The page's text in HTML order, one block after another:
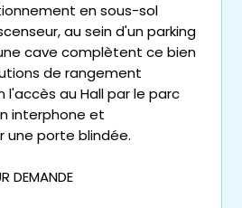
en sous-sol
au sein d'un parking
cave complètent ce bien
de rangement
l'accès au Hall par le parc
interphone et
porte blindée.
DEMANDE